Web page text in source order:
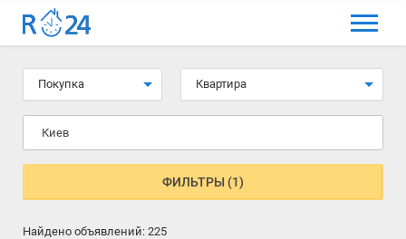
МЕНЮ
Выбрать язык
Избранные объявления
Комментарии к объявления
Покупка Квартира
Киев
ФИЛЬТРЫ (1)
Найдено объявлений: 225